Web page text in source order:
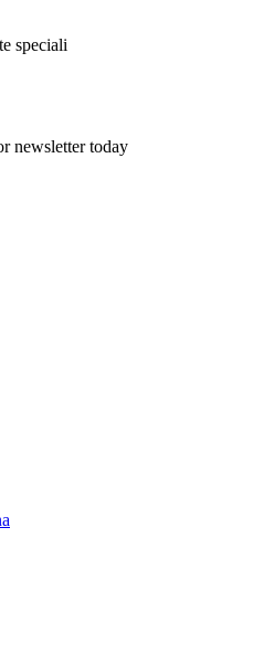
speciali
newsletter today